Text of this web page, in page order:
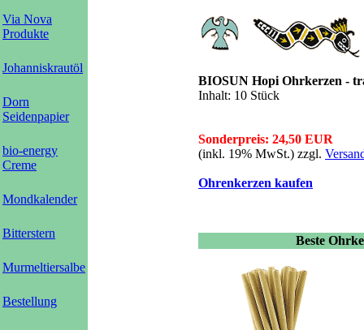
Via Nova
Produkte
Johanniskrautöl
Dorn
Seidenpapier
bio-energy
Creme
Mondkalender
Bitterstern
Murmeltiersalbe
Bestellung
BIOSUN Hopi Ohrkerzen -
Inhalt: 10 Stück
Sonderpreis: 24,50 EUR
(inkl. 19% MwSt.) zzgl.
Ohrenkerzen kaufen
Beste